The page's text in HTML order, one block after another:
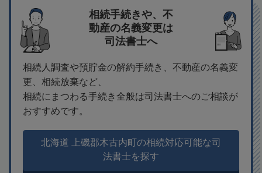
相続手続きや、不
動産の名義変更は
司法書士へ
相続人調査や預貯金の解約手続き、不動産の名義変
更、相続放棄など、
相続にまつわる手続き全般は司法書士へのご相談が
おすすめです。
北海道 上磯郡木古内町の相続対応可能な司
法書士を探す